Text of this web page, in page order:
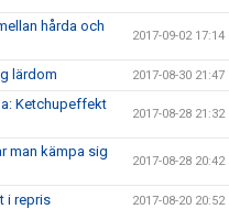
hårda och
2017-09-02 17:14
lärdom 2017-08-30 21:47
Ketchupeffekt
2017-08-28 21:32
man kämpa sig
2017-08-28 20:42
i repris 2017-08-20 20:52